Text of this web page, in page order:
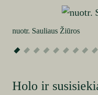
nuotr. Sauliaus Žiūros
Holo ir